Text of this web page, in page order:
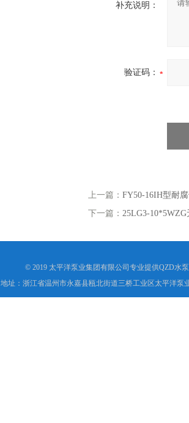
补充说明：
验证码：
上一篇： FY50-16IH型耐
下一篇： 25LG3-
© 2019 太平洋泵业集团有限公司专业提供QZD水
地址：浙江省温州市永嘉县瓯北街道三桥工业区太平洋泵